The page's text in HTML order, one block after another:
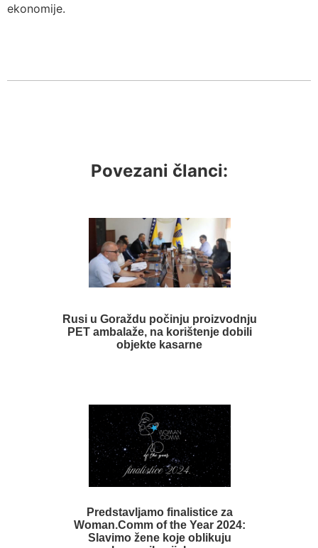
ekonomije.
Povezani članci:
Rusi u Goraždu počinju proizvodnju
PET ambalaže, na korištenje dobili
objekte kasarne
Predstavljamo finalistice za
Woman.Comm of the Year 2024:
Slavimo žene koje oblikuju